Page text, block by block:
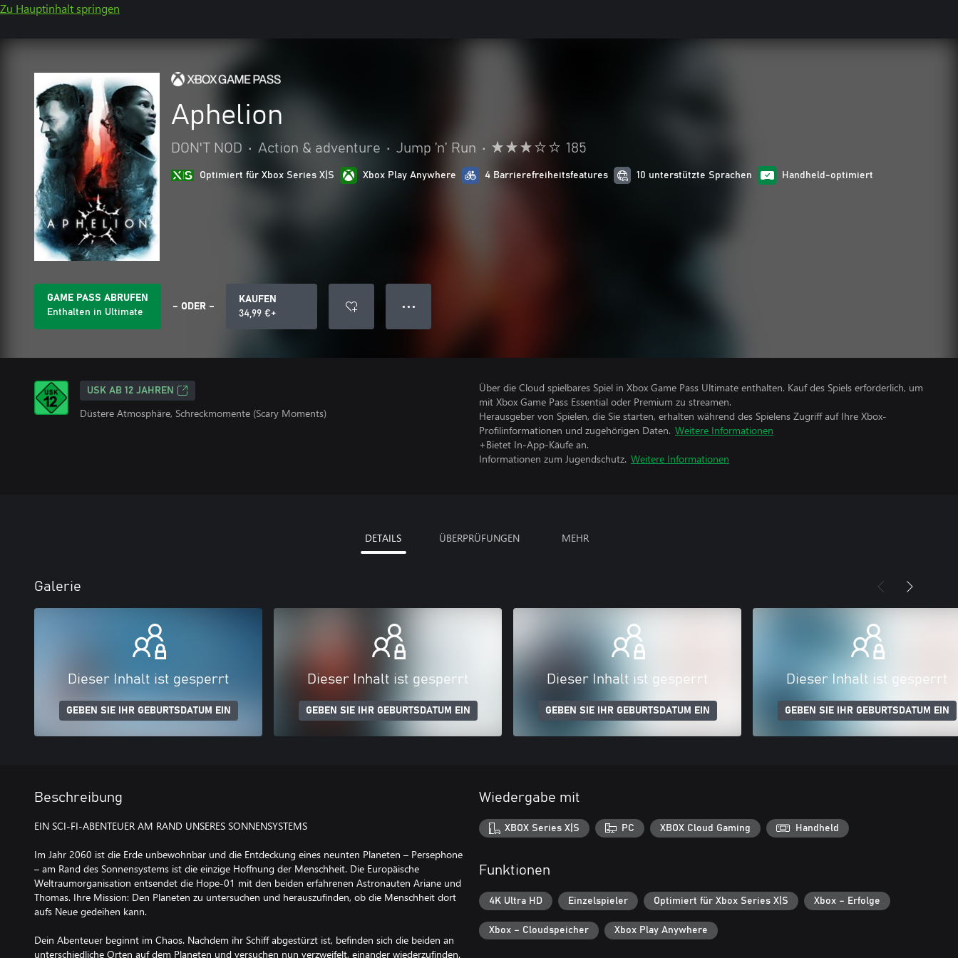
Zu Hauptinhalt springen
Aphelion
DON'T NOD • Action & adventure • Jump ’n’ Run • 185
Optimiert für Xbox Series X|S Xbox Play Anywhere 4 Barrierefreiheitsfeatures 10 unterstützte Sprachen Handheld-optimiert
GAME PASS ABRUFEN
Enthalten in Ultimate
– ODER –
KAUFEN
34,99 €+
● ● ●
USK AB 12 JAHREN
Düstere Atmosphäre, Schreckmomente (Scary Moments)
Über die Cloud spielbares Spiel in Xbox Game Pass Ultimate enthalten. Kauf des Spiels erforderlich, um
mit Xbox Game Pass Essential oder Premium zu streamen.
Herausgeber von Spielen, die Sie starten, erhalten während des Spielens Zugriff auf Ihre Xbox-
Profilinformationen und zugehörigen Daten. Weitere Informationen
+Bietet In-App-Käufe an.
Informationen zum Jugendschutz. Weitere Informationen
DETAILS ÜBERPRÜFUNGEN MEHR
Galerie
Dieser Inhalt ist gesperrt
GEBEN SIE IHR GEBURTSDATUM EIN
Dieser Inhalt ist gesperrt
GEBEN SIE IHR GEBURTSDATUM EIN
Dieser Inhalt ist gesperrt
GEBEN SIE IHR GEBURTSDATUM EIN
Dieser Inhalt ist gesperrt
GEBEN SIE IHR GEBURTSDATUM EIN
Beschreibung
EIN SCI-FI-ABENTEUER AM RAND UNSERES SONNENSYSTEMS
Im Jahr 2060 ist die Erde unbewohnbar und die Entdeckung eines neunten Planeten – Persephone
– am Rand des Sonnensystems ist die einzige Hoffnung der Menschheit. Die Europäische
Weltraumorganisation entsendet die Hope-01 mit den beiden erfahrenen Astronauten Ariane und
Thomas. Ihre Mission: Den Planeten zu untersuchen und herauszufinden, ob die Menschheit dort
aufs Neue gedeihen kann.
Dein Abenteuer beginnt im Chaos. Nachdem ihr Schiff abgestürzt ist, befinden sich die beiden an
unterschiedliche Orten auf dem Planeten und versuchen nun verzweifelt, einander wiederzufinden.
Wiedergabe mit
XBOX Series X|S PC XBOX Cloud Gaming Handheld
Funktionen
4K Ultra HD Einzelspieler Optimiert für Xbox Series X|S Xbox – Erfolge
Xbox – Cloudspeicher Xbox Play Anywhere